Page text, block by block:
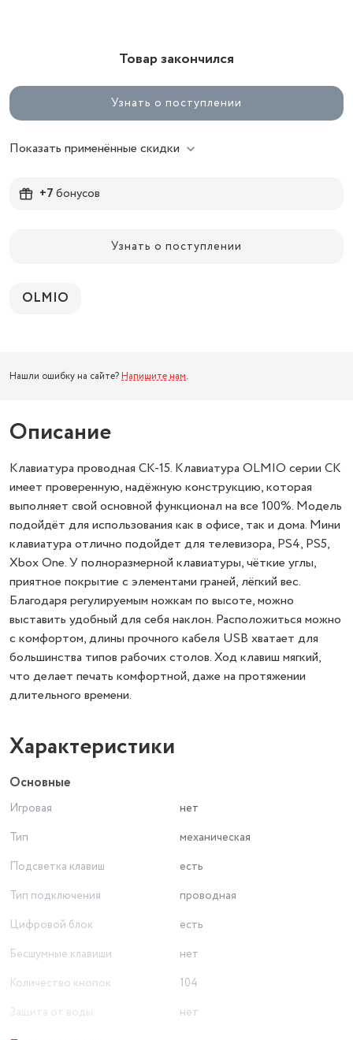
Товар закончился
Узнать о поступлении
Показать применённые скидки
+7бонусов
Узнать о поступлении
OLMIO
Нашли ошибку на сайте? Напишите нам.
Описание
Клавиатура проводная СК-15. Клавиатура OLMIO серии CK
имеет проверенную, надёжную конструкцию, которая
выполняет свой основной функционал на все 100%. Модель
подойдёт для использования как в офисе, так и дома. Мини
клавиатура отлично подойдет для телевизора, PS4, PS5,
Xbox One. У полноразмерной клавиатуры, чёткие углы,
приятное покрытие с элементами граней, лёгкий вес.
Благодаря регулируемым ножкам по высоте, можно
выставить удобный для себя наклон. Расположиться можно
с комфортом, длины прочного кабеля USB хватает для
большинства типов рабочих столов. Ход клавиш мягкий,
что делает печать комфортной, даже на протяжении
длительного времени.
Характеристики
Основные
Игровая
нет
Тип
механическая
Подсветка клавиш
есть
Тип подключения
проводная
Цифровой блок
есть
Бесшумные клавиши
нет
Количество кнопок
104
Защита от воды
нет